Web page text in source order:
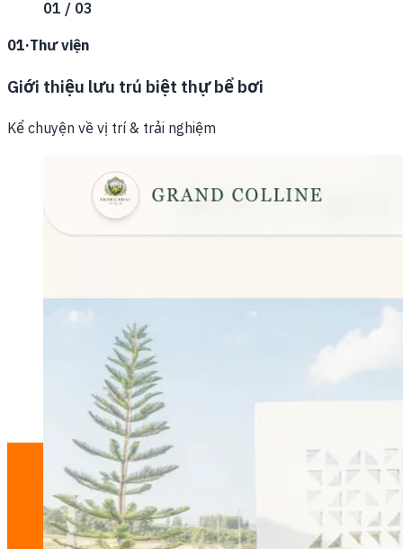
01 / 03
01·Thư viện
Giới thiệu lưu trú biệt thự bể bơi
Kể chuyện về vị trí & trải nghiệm